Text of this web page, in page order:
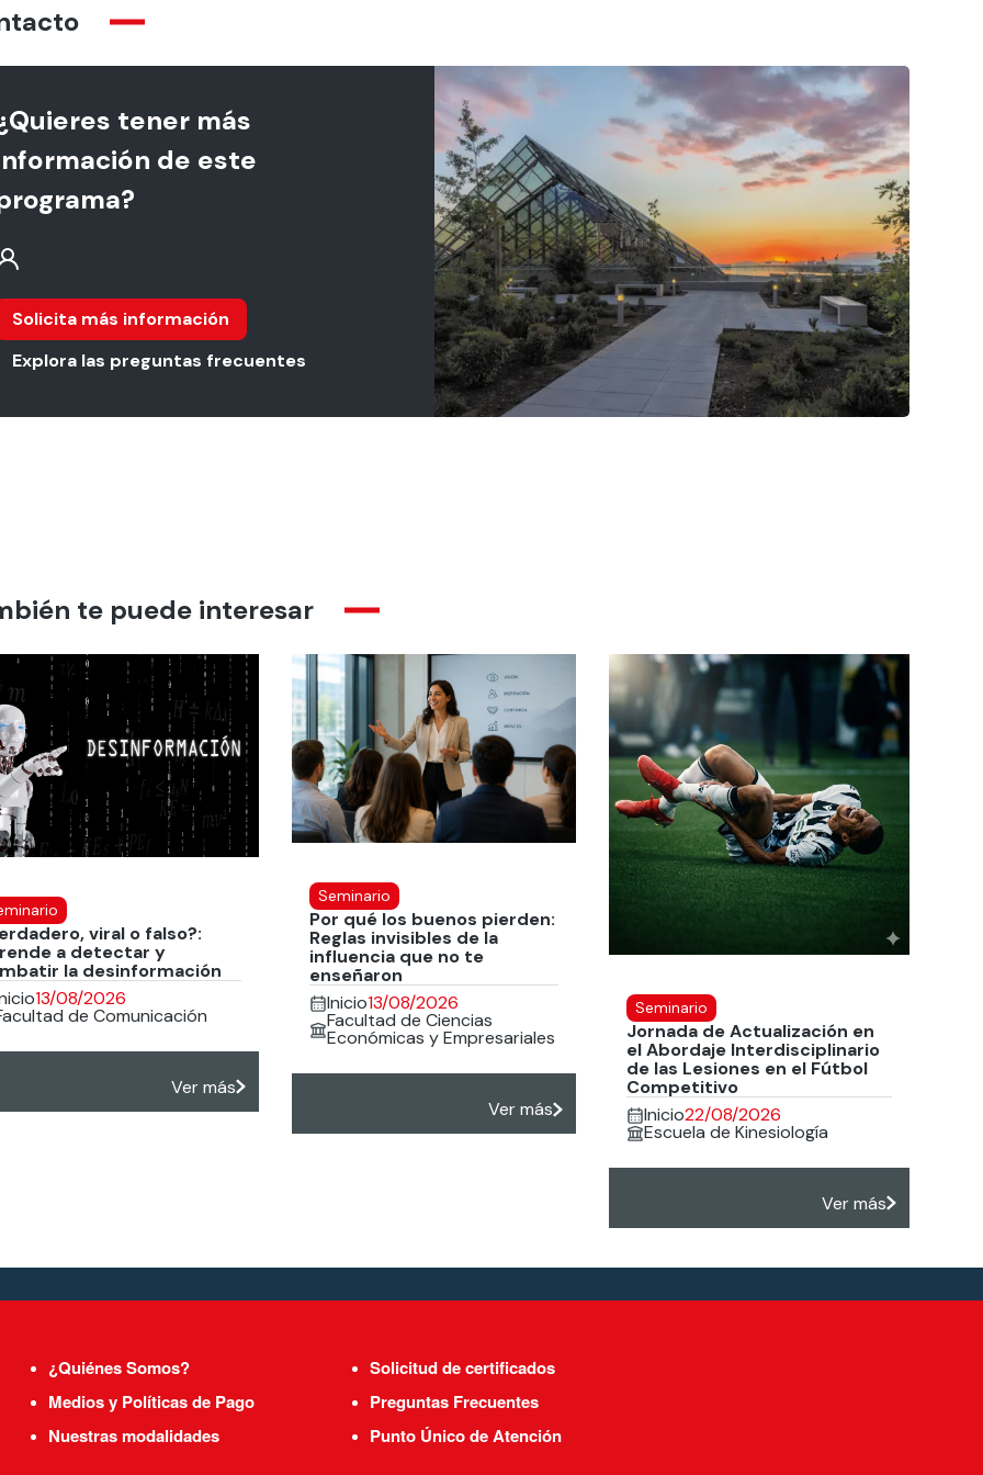
tener más
de este
Solicita más información
Explora las preguntas frecuentes
te puede interesar
viral o falso?:
a detectar y
la desinformación
13/08/2026
de Comunicación
Ver más
Seminario
Por qué los buenos pierden:
Reglas invisibles de la
influencia que no te
enseñaron
Inicio13/08/2026
Facultad de Ciencias
Económicas y Empresariales
Ver más
Seminario
Jornada de Actualización en
el Abordaje Interdisciplinario
de las Lesiones en el Fútbol
Competitivo
Inicio22/08/2026
Escuela de Kinesiología
Ver más
¿Quiénes Somos?
Medios y Políticas de Pago
Nuestras modalidades
Solicitud de certificados
Preguntas Frecuentes
Punto Único de Atención